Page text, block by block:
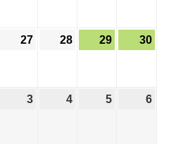
27 28 29 30
3 4 5 6